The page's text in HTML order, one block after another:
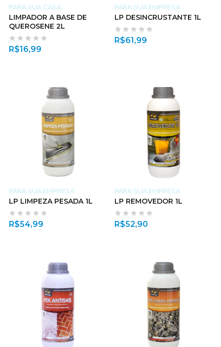
PARA SUA CASA
LIMPADOR A BASE DE
QUEROSENE 2L
R$16,99
PARA SUA EMPRESA
LP DESINCRUSTANTE 1L
R$61,99
PARA SUA EMPRESA
LP LIMPEZA PESADA 1L
R$54,99
PARA SUA EMPRESA
LP REMOVEDOR 1L
R$52,90